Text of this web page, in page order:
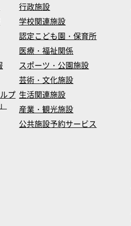
プ
行政施設
学校関連施設
認定こども園・保育所
医療・福祉関係
スポーツ・公園施設
芸術・文化施設
生活関連施設
産業・観光施設
公共施設予約サービス